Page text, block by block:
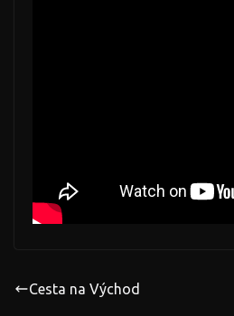
Cesta na Východ